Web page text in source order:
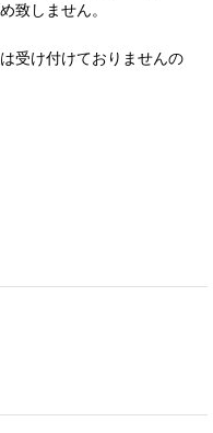
致しません。
受け付けておりませんの